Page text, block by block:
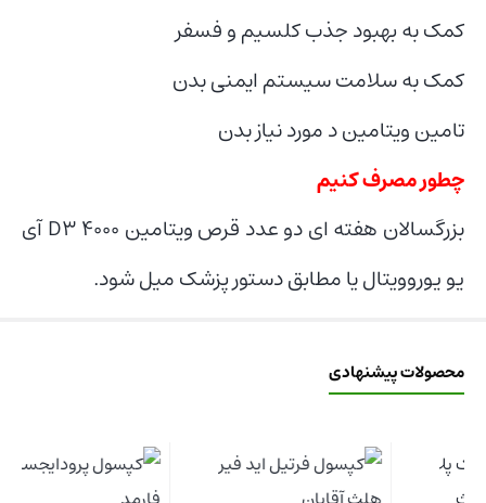
کمک به بهبود جذب کلسیم و فسفر
کمک به سلامت سیستم ایمنی بدن
تامین ویتامین د مورد نیاز بدن
چطور مصرف کنیم
بزرگسالان هفته ای دو عدد قرص ویتامین D۳ ۴۰۰۰ آی
یو یوروویتال یا مطابق دستور پزشک میل شود.
محصولات پیشنهادی